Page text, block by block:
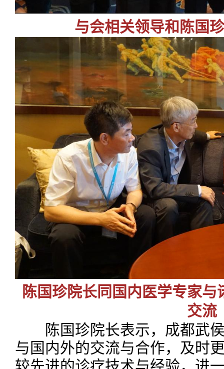
与会相关领导和陈国
陈国珍院长同国内医学专家
交流
陈国珍院长表示，成都武侯
与国内外的交流与合作，及时